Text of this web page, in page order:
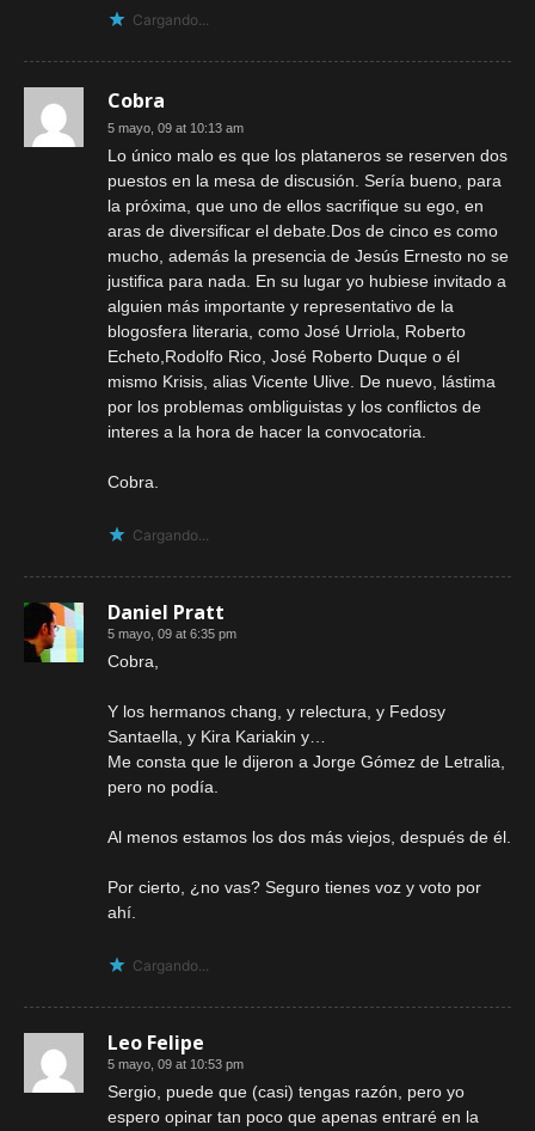
Cargando...
Cobra
5 mayo, 09 at 10:13 am
Lo único malo es que los plataneros se reserven dos
puestos en la mesa de discusión. Sería bueno, para
la próxima, que uno de ellos sacrifique su ego, en
aras de diversificar el debate.Dos de cinco es como
mucho, además la presencia de Jesús Ernesto no se
justifica para nada. En su lugar yo hubiese invitado a
alguien más importante y representativo de la
blogosfera literaria, como José Urriola, Roberto
Echeto,Rodolfo Rico, José Roberto Duque o él
mismo Krisis, alias Vicente Ulive. De nuevo, lástima
por los problemas ombliguistas y los conflictos de
interes a la hora de hacer la convocatoria.
Cobra.
Cargando...
Daniel Pratt
5 mayo, 09 at 6:35 pm
Cobra,
Y los hermanos chang, y relectura, y Fedosy
Santaella, y Kira Kariakin y…
Me consta que le dijeron a Jorge Gómez de Letralia,
pero no podía.
Al menos estamos los dos más viejos, después de él.
Por cierto, ¿no vas? Seguro tienes voz y voto por
ahí.
Cargando...
Leo Felipe
5 mayo, 09 at 10:53 pm
Sergio, puede que (casi) tengas razón, pero yo
espero opinar tan poco que apenas entraré en la